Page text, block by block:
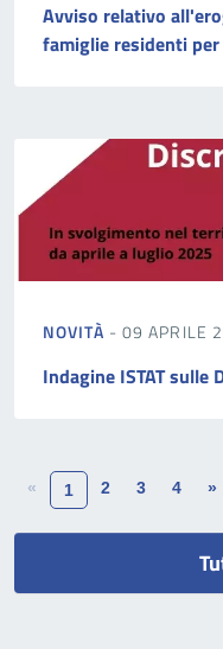
Avviso relativo
famiglie residenti
NOVITÀ - 09 APRILE
Indagine ISTAT sulle
« 1 2 3 4 »